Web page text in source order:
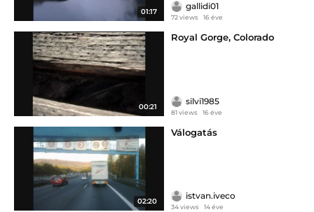
01:17
gallidi01
72 views 16 éve
00:21
Royal Gorge, Colorado
silvi1985
81 views 16 éve
02:20
Válogatás
istvan.iveco
34 views 14 éve